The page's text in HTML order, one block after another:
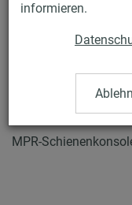
informieren.
MPR-Schienenkonsolen
MPR-
MPR-